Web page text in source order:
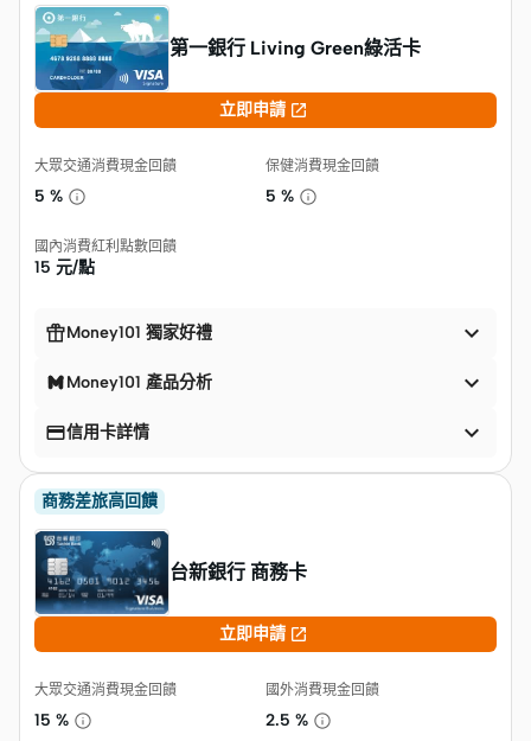
第一銀行 Living Green綠活卡
立即申請 
大眾交通消費現金回饋
5 %
保健消費現金回饋
5 %
國內消費紅利點數回饋
15 元/點
Money101 獨家好禮 
Money101 產品分析 
信用卡詳情 
商務差旅高回饋
台新銀行 商務卡
立即申請 
大眾交通消費現金回饋
15 %
國外消費現金回饋
2.5 %